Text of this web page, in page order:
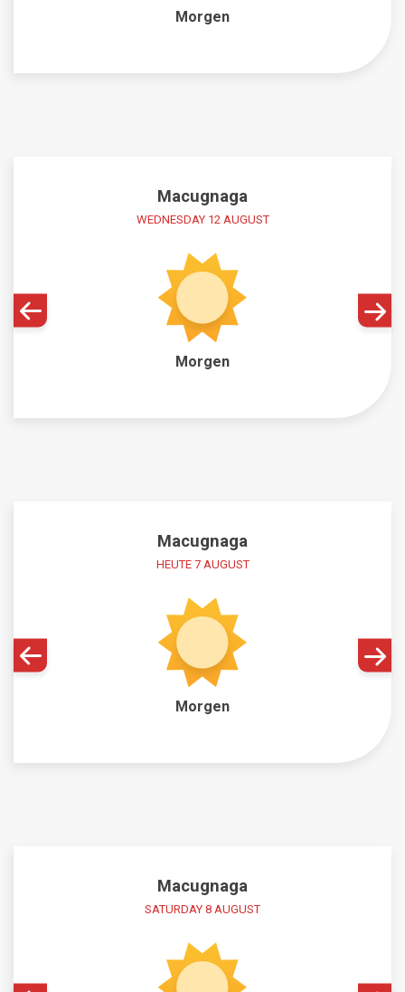
Morgen
Macugnaga
WEDNESDAY 12 AUGUST
Morgen
Macugnaga
HEUTE 7 AUGUST
Morgen
Macugnaga
SATURDAY 8 AUGUST